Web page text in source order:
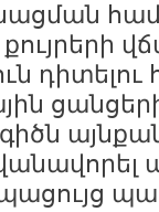
այնքան